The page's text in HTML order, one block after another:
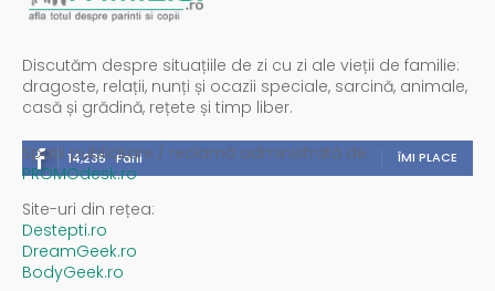
Discutăm despre situațiile de zi cu zi ale vieții de familie:
dragoste, relații, nunți și ocazii speciale, sarcină, animale,
casă și grădină, rețete și timp liber.
14,235 Fani ÎMI PLACE
Spații publicitare / reclamă administrată de
PROMOdesk.ro
Site-uri din rețea:
Destepti.ro
DreamGeek.ro
BodyGeek.ro